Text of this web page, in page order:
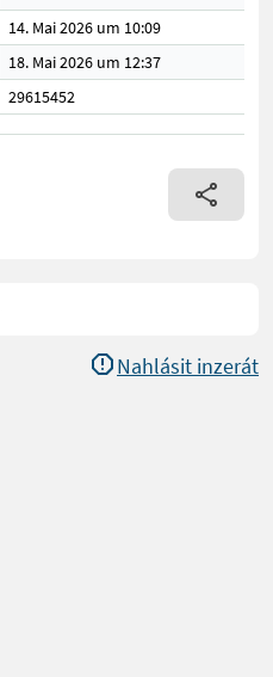
14. Mai 2026 um 10:09
18. Mai 2026 um 12:37
29615452
Nahlásit inzerát